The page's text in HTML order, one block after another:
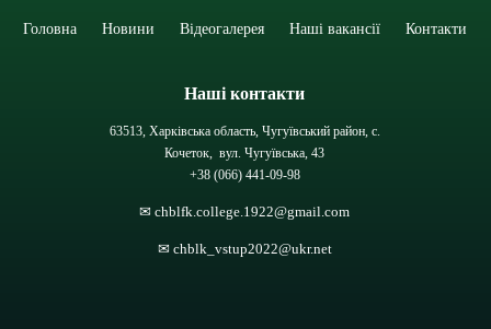
Головна Новини Відеогалерея Наші вакансії Контакти
Наші контакти
63513, Харківська область, Чугуївський район, с.
Кочеток, вул. Чугуївська, 43
+38 (066) 441-09-98
✉ chblfk.college.1922@gmail.com
✉ chblk_vstup2022@ukr.net